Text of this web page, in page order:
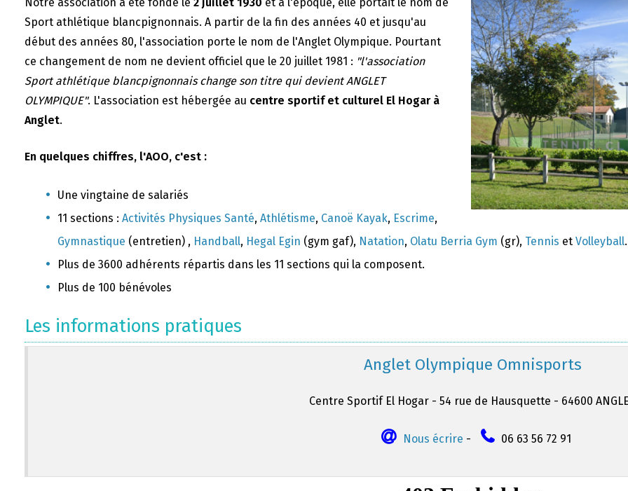
Sport athlétique blancpignonnais. A partir de la fin des années 40 et jusqu'au
début des années 80, l'association porte le nom de l'Anglet Olympique. Pourtant
ce changement de nom ne devient officiel que le 20 juillet 1981 : "l'association
Sport athlétique blancpignonnais change son titre qui devient ANGLET
OLYMPIQUE". L'association est hébergée au centre sportif et culturel El Hogar à
Anglet.
En quelques chiffres, l'AOO, c'est :
Une vingtaine de salariés
11 sections : Activités Physiques Santé, Athlétisme, Canoë Kayak, Escrime,
Gymnastique (entretien) , Handball, Hegal Egin (gym gaf), Natation, Olatu Berria Gym (gr), Tennis et Volleyball.
Plus de 3600 adhérents répartis dans les 11 sections qui la composent.
Plus de 100 bénévoles
Les informations pratiques
Anglet Olympique Omnisports
Centre Sportif El Hogar - 54 rue de Hausquette - 64600
Nous écrire - 06 63 56 72 91